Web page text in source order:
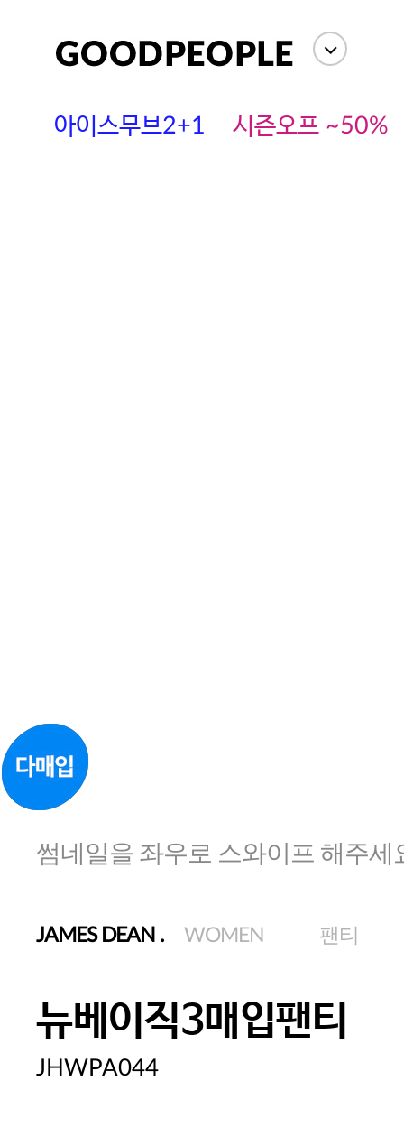
아이스무브2+1 시즌오프 ~50%
썸네일을 좌우로 스와이프 해주세
JAMES DEAN . WOMEN 팬티
뉴베이직3매입팬티
JHWPA044